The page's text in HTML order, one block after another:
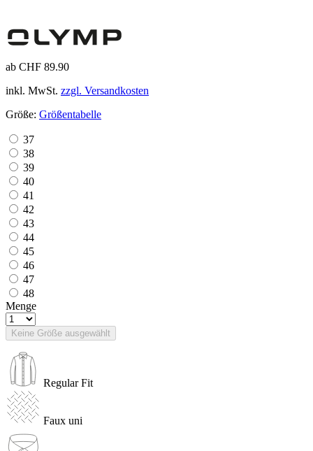
ab CHF 89.90
inkl. MwSt. zzgl. Versandkosten
Größe: Größentabelle
37
38
39
40
41
42
43
44
45
46
47
48
Menge
Keine Größe ausgewählt
Regular Fit
Faux uni